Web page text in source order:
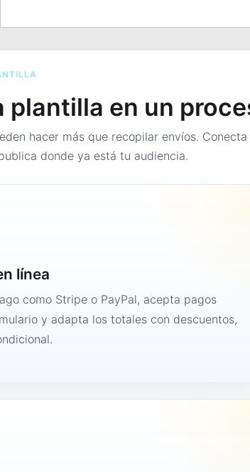
plantilla en un
hacer más que recopilar envíos.
donde ya está tu audiencia.
línea
como Stripe o PayPal, acepta pagos
y adapta los totales con descuentos,